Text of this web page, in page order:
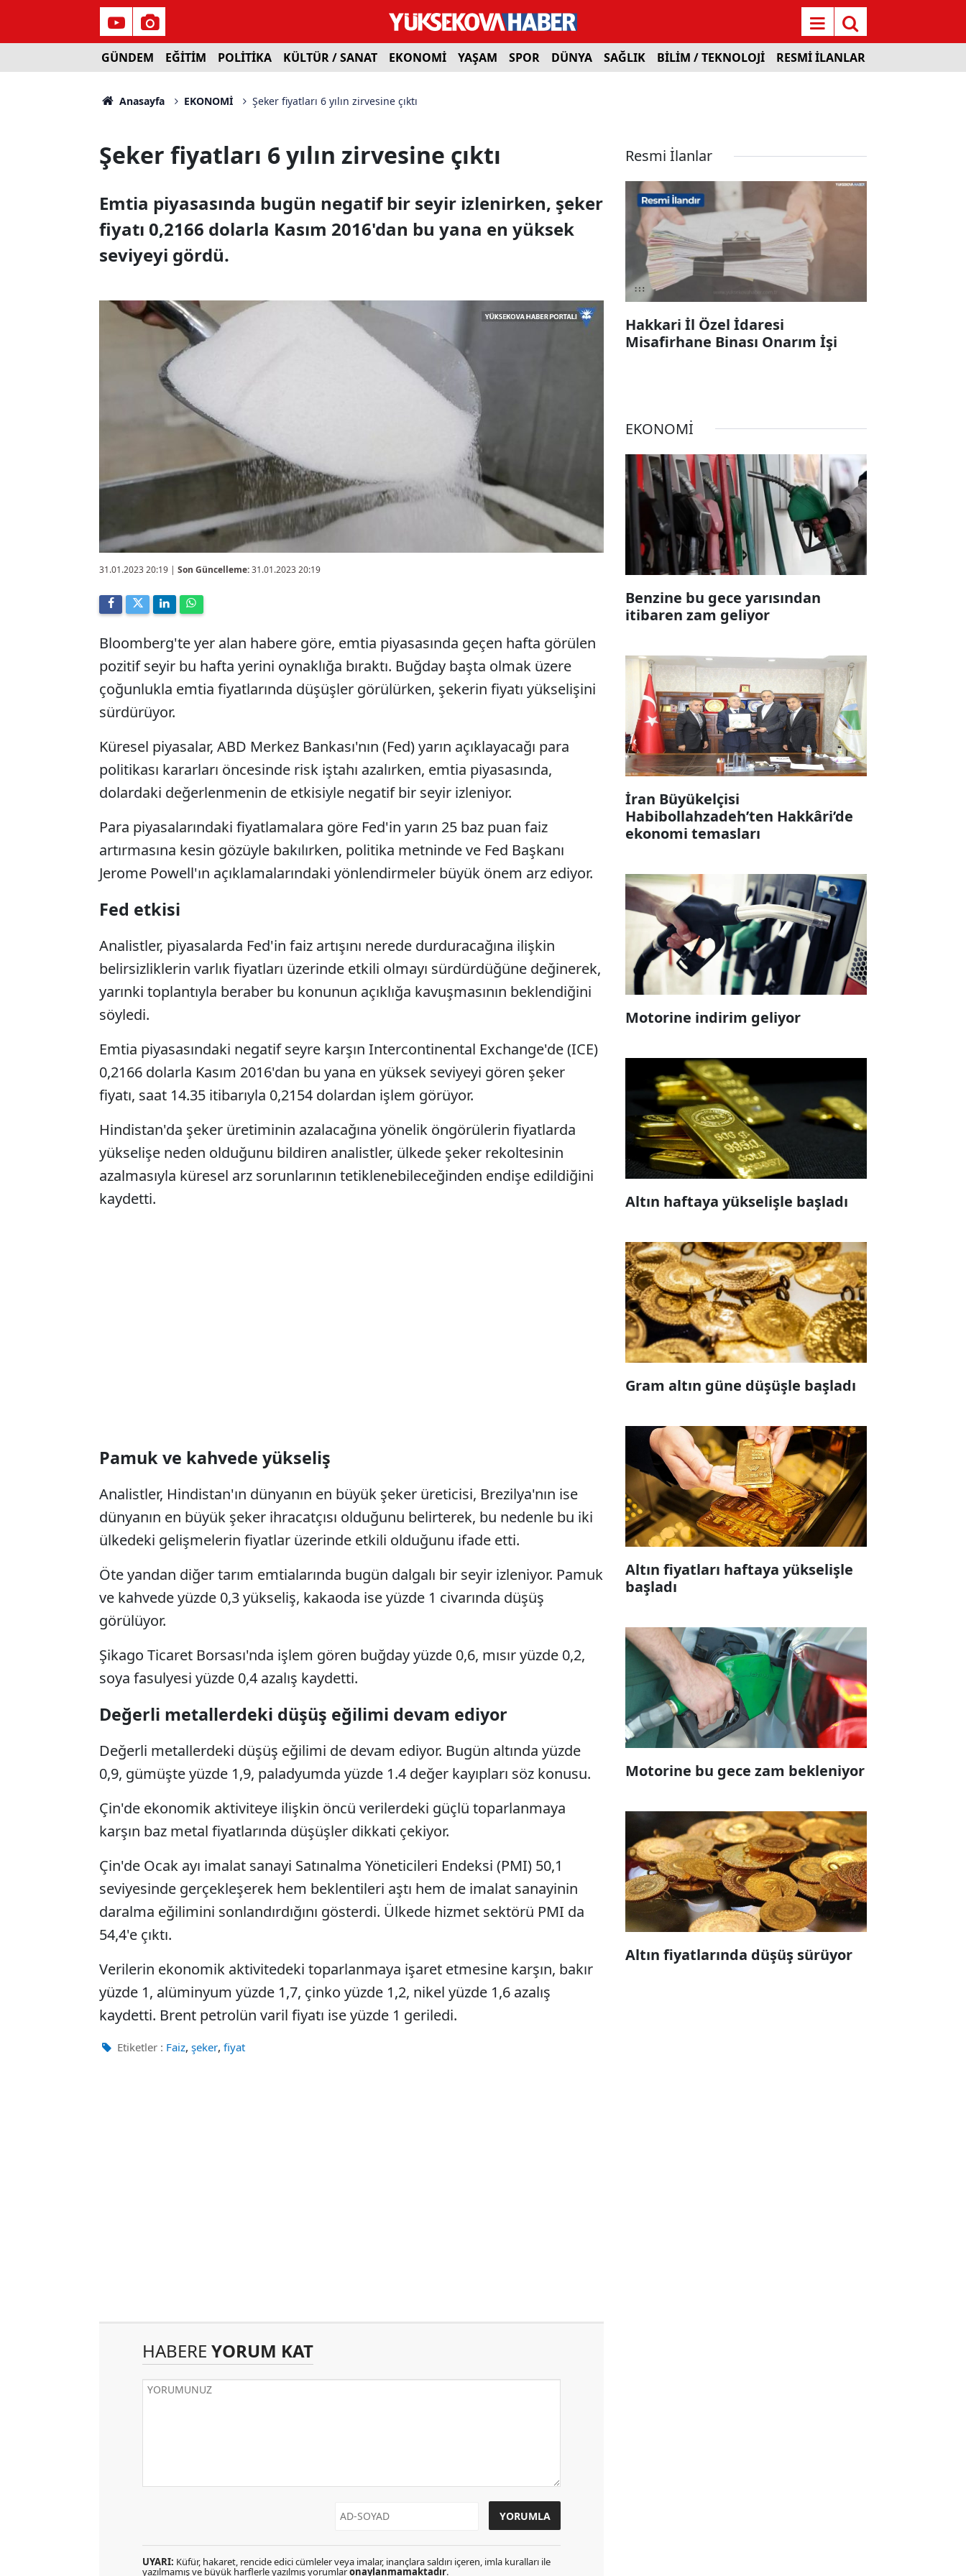
GÜNDEM EĞİTİM POLİTİKA KÜLTÜR / SANAT EKONOMİ YAŞAM SPOR DÜNYA SAĞLIK BİLİM / TEKNOLOJİ RESMİ İLANLAR
Anasayfa EKONOMİ Şeker fiyatları 6 yılın zirvesine çıktı
Şeker fiyatları 6 yılın zirvesine çıktı
Emtia piyasasında bugün negatif bir seyir izlenirken, şeker
fiyatı 0,2166 dolarla Kasım 2016'dan bu yana en yüksek
seviyeyi gördü.
31.01.2023 20:19 | Son Güncelleme:31.01.2023 20:19
Bloomberg'te yer alan habere göre, emtia piyasasında geçen hafta görülen
pozitif seyir bu hafta yerini oynaklığa bıraktı. Buğday başta olmak üzere
çoğunlukla emtia fiyatlarında düşüşler görülürken, şekerin fiyatı yükselişini
sürdürüyor.
Küresel piyasalar, ABD Merkez Bankası'nın (Fed) yarın açıklayacağı para
politikası kararları öncesinde risk iştahı azalırken, emtia piyasasında,
dolardaki değerlenmenin de etkisiyle negatif bir seyir izleniyor.
Para piyasalarındaki fiyatlamalara göre Fed'in yarın 25 baz puan faiz
artırmasına kesin gözüyle bakılırken, politika metninde ve Fed Başkanı
Jerome Powell'ın açıklamalarındaki yönlendirmeler büyük önem arz ediyor.
Fed etkisi
Analistler, piyasalarda Fed'in faiz artışını nerede durduracağına ilişkin
belirsizliklerin varlık fiyatları üzerinde etkili olmayı sürdürdüğüne değinerek,
yarınki toplantıyla beraber bu konunun açıklığa kavuşmasının beklendiğini
söyledi.
Emtia piyasasındaki negatif seyre karşın Intercontinental Exchange'de (ICE)
0,2166 dolarla Kasım 2016'dan bu yana en yüksek seviyeyi gören şeker
fiyatı, saat 14.35 itibarıyla 0,2154 dolardan işlem görüyor.
Hindistan'da şeker üretiminin azalacağına yönelik öngörülerin fiyatlarda
yükselişe neden olduğunu bildiren analistler, ülkede şeker rekoltesinin
azalmasıyla küresel arz sorunlarının tetiklenebileceğinden endişe edildiğini
kaydetti.
Pamuk ve kahvede yükseliş
Analistler, Hindistan'ın dünyanın en büyük şeker üreticisi, Brezilya'nın ise
dünyanın en büyük şeker ihracatçısı olduğunu belirterek, bu nedenle bu iki
ülkedeki gelişmelerin fiyatlar üzerinde etkili olduğunu ifade etti.
Öte yandan diğer tarım emtialarında bugün dalgalı bir seyir izleniyor. Pamuk
ve kahvede yüzde 0,3 yükseliş, kakaoda ise yüzde 1 civarında düşüş
görülüyor.
Şikago Ticaret Borsası'nda işlem gören buğday yüzde 0,6, mısır yüzde 0,2,
soya fasulyesi yüzde 0,4 azalış kaydetti.
Değerli metallerdeki düşüş eğilimi devam ediyor
Değerli metallerdeki düşüş eğilimi de devam ediyor. Bugün altında yüzde
0,9, gümüşte yüzde 1,9, paladyumda yüzde 1.4 değer kayıpları söz konusu.
Çin'de ekonomik aktiviteye ilişkin öncü verilerdeki güçlü toparlanmaya
karşın baz metal fiyatlarında düşüşler dikkati çekiyor.
Çin'de Ocak ayı imalat sanayi Satınalma Yöneticileri Endeksi (PMI) 50,1
seviyesinde gerçekleşerek hem beklentileri aştı hem de imalat sanayinin
daralma eğilimini sonlandırdığını gösterdi. Ülkede hizmet sektörü PMI da
54,4'e çıktı.
Verilerin ekonomik aktivitedeki toparlanmaya işaret etmesine karşın, bakır
yüzde 1, alüminyum yüzde 1,7, çinko yüzde 1,2, nikel yüzde 1,6 azalış
kaydetti. Brent petrolün varil fiyatı ise yüzde 1 geriledi.
Etiketler : Faiz, şeker, fiyat
HABERE YORUM KAT
UYARI: Küfür, hakaret, rencide edici cümleler veya imalar, inançlara saldırı içeren, imla kuralları ile
yazılmamış ve büyük harflerle yazılmış yorumlaronaylanmamaktadır.
Resmi İlanlar
Hakkari İl Özel İdaresi
Misafirhane Binası Onarım İşi
EKONOMİ
Benzine bu gece yarısından
itibaren zam geliyor
İran Büyükelçisi
Habibollahzadeh’ten Hakkâri’de
ekonomi temasları
Motorine indirim geliyor
Altın haftaya yükselişle başladı
Gram altın güne düşüşle başladı
Altın fiyatları haftaya yükselişle
başladı
Motorine bu gece zam bekleniyor
Altın fiyatlarında düşüş sürüyor